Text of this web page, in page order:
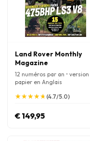
Land Rover Monthly
Magazine
12 numéros par an • version
papier en Anglais
★
★★
★★
★★
★★
★ (4.7/5.0)
€ 149,95